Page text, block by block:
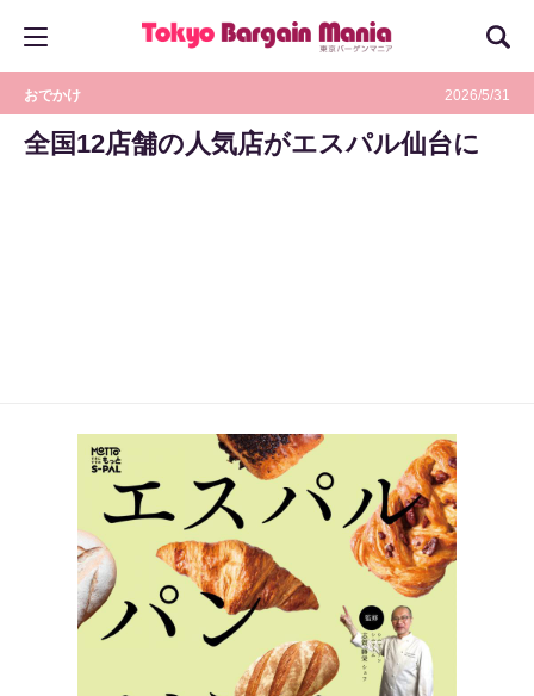
おでかけ 2026/5/31
全国12店舗の人気店がエスパル仙台に